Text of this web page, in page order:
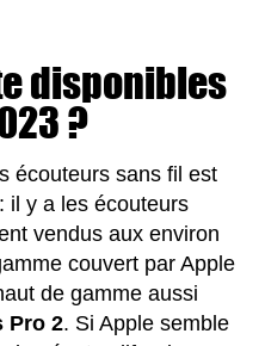
disponibles
?
écouteurs sans fil est
il y a les écouteurs
vendus aux environ
couvert par Apple
de gamme aussi
Pro 2. Si Apple semble